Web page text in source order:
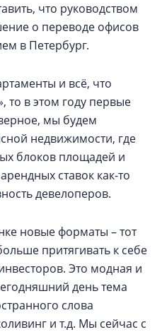
что руководством
о переводе офисов
в Петербург.
и всё, что
то в этом году первые
мы будем
недвижимости, где
блоков площадей и
ставок как-то
девелоперов.
новые форматы – тот
притягивать к себе
Это модная и
день тема
слова
и т.д. Мы сейчас с